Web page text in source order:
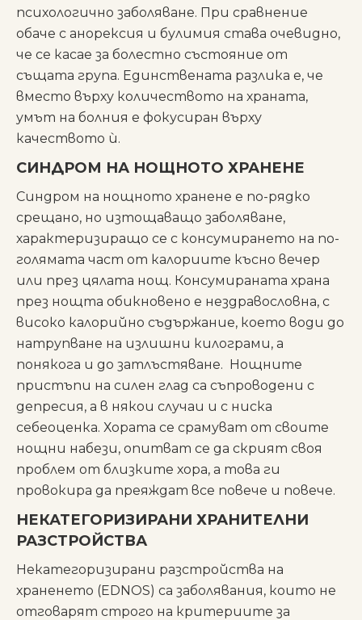
психологично заболяване. При сравнение
обаче с анорексия и булимия става очевидно,
че се касае за болестно състояние от
същата група. Единствената разлика е, че
вместо върху количеството на храната,
умът на болния е фокусиран върху
качеството ѝ.
СИНДРОМ НА НОЩНОТО ХРАНЕНЕ
Синдром на нощното хранене е по-рядко
срещано, но изтощаващо заболяване,
характеризиращо се с консумирането на по-
голямата част от калориите късно вечер
или през цялата нощ. Консумираната храна
през нощта обикновено е нездравословна, с
високо калорийно съдържание, което води до
натрупване на излишни килограми, а
понякога и до затлъстяване. Нощните
пристъпи на силен глад са съпроводени с
депресия, а в някои случаи и с ниска
себеоценка. Хората се срамуват от своите
нощни набези, опитват се да скрият своя
проблем от близките хора, а това ги
провокира да преяждат все повече и повече.
НЕКАТЕГОРИЗИРАНИ ХРАНИТЕЛНИ
РАЗСТРОЙСТВА
Некатегоризирани разстройства на
храненето (EDNOS) са заболявания, които не
отговарят строго на критериите за